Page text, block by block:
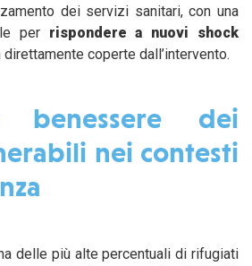
dei servizi sanitari, con una
per rispondere a nuovi shock
direttamente coperte dall’intervento.
benessere dei
nei contesti
delle più alte percentuali di rifugiati